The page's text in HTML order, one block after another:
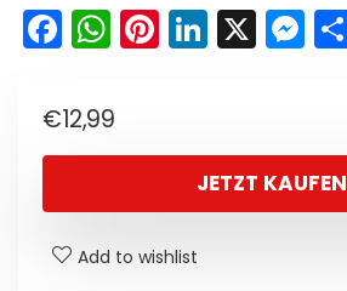
F
a
c
e
o
o
W
h
a
ts
p
p
Pi
nt
e
Li
n
e
dI
n
X M
e
s
e
n
€12,99
JETZT KAUFEN
Add to wishlist